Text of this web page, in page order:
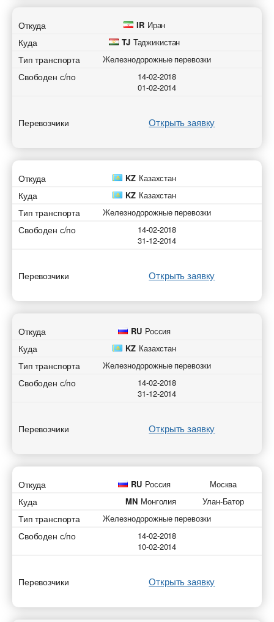
Откуда IR Иран
Куда TJ Таджикистан
Тип транспорта Железнодорожные перевозки
Свободен с/по
14-02-2018
01-02-2014
Перевозчики Открыть заявку
Откуда KZ Казахстан
Куда KZ Казахстан
Тип транспорта Железнодорожные перевозки
Свободен с/по
14-02-2018
31-12-2014
Перевозчики Открыть заявку
Откуда RU Россия
Куда KZ Казахстан
Тип транспорта Железнодорожные перевозки
Свободен с/по
14-02-2018
31-12-2014
Перевозчики Открыть заявку
Откуда RU Россия Москва
Куда MN Монголия Улан-Батор
Тип транспорта Железнодорожные перевозки
Свободен с/по
14-02-2018
10-02-2014
Перевозчики Открыть заявку